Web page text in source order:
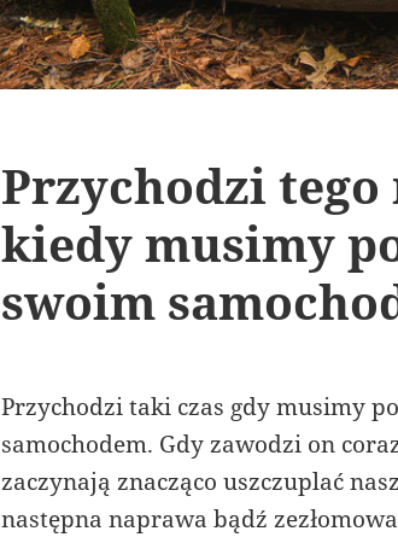
Przychodzi tego
kiedy musimy
swoim
Przychodzi taki czas gdy musimy
samochodem. Gdy zawodzi on
zaczynają znacząco uszczuplać
następna naprawa bądź